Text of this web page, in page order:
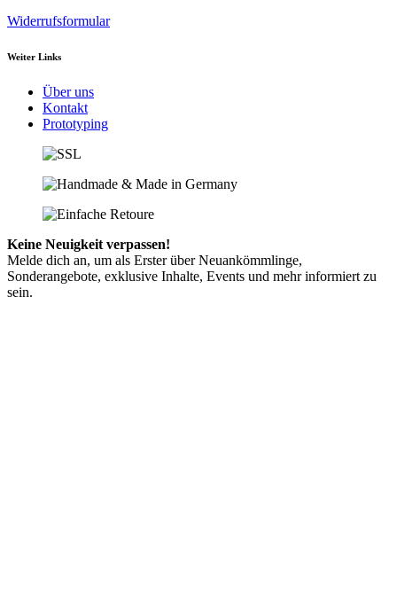
Widerrufsformular
Weiter Links
Über uns
Kontakt
Prototyping
Keine Neuigkeit verpassen!
Melde dich an, um als Erster über Neuankömmlinge,
Sonderangebote, exklusive Inhalte, Events und mehr informiert zu
sein.